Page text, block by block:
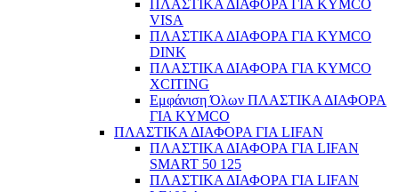
ΠΛΑΣΤΙΚΑ ΔΙΑΦΟΡΑ ΓΙΑ KYMCO
VISA
ΠΛΑΣΤΙΚΑ ΔΙΑΦΟΡΑ ΓΙΑ KYMCO
DINK
ΠΛΑΣΤΙΚΑ ΔΙΑΦΟΡΑ ΓΙΑ KYMCO
XCITING
Εμφάνιση Όλων ΠΛΑΣΤΙΚΑ ΔΙΑΦΟΡΑ
ΓΙΑ KYMCO
ΠΛΑΣΤΙΚΑ ΔΙΑΦΟΡΑ ΓΙΑ LIFAN
ΠΛΑΣΤΙΚΑ ΔΙΑΦΟΡΑ ΓΙΑ LIFAN
SMART 50 125
ΠΛΑΣΤΙΚΑ ΔΙΑΦΟΡΑ ΓΙΑ LIFAN